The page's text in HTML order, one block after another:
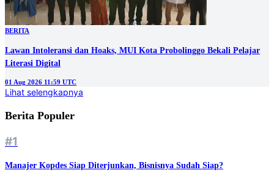
BERITA
‎Lawan Intoleransi dan Hoaks, MUI Kota Probolinggo Bekali Pelajar
Literasi Digital
01 Aug 2026 11:59 UTC
Lihat selengkapnya
Berita Populer
#1
Manajer Kopdes Siap Diterjunkan, Bisnisnya Sudah Siap?